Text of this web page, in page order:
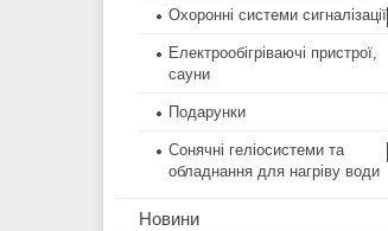
Охоронні системи сигналізації
Електрообігріваючі пристрої,
сауни
Подарунки
Сонячні геліосистеми та
обладнання для нагріву води
Новини